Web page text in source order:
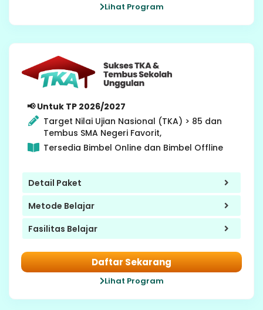
Lihat Program
📢 Untuk TP 2026/2027
Target Nilai Ujian Nasional (TKA) > 85 dan
Tembus SMA Negeri Favorit,
Tersedia Bimbel Online dan Bimbel Offline
Detail Paket
Metode Belajar
Fasilitas Belajar
Daftar Sekarang
Lihat Program